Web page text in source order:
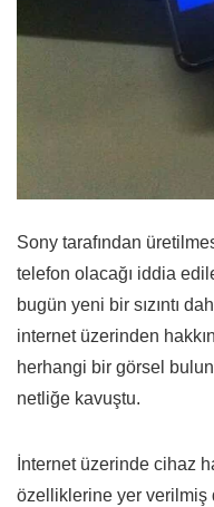
Sony tarafından
telefon olacağı iddia
bugün yeni bir sızıntı
internet üzerinden
herhangi bir görsel
netliğe kavuştu.
İnternet üzerinde cihaz
özelliklerine yer verilmiş